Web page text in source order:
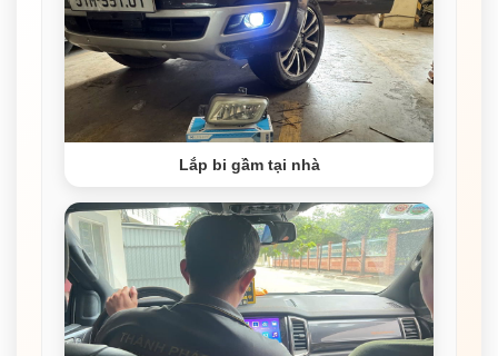
Lắp bi gầm tại nhà